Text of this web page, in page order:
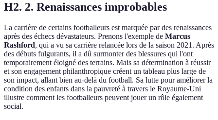
H2. 2. Renaissances improbables
La carrière de certains footballeurs est marquée par des renaissances
après des échecs dévastateurs. Prenons l'exemple de Marcus
Rashford, qui a vu sa carrière relancée lors de la saison 2021. Après
des débuts fulgurants, il a dû surmonter des blessures qui l'ont
temporairement éloigné des terrains. Mais sa détermination à réussir
et son engagement philanthropique créent un tableau plus large de
son impact, allant bien au-delà du football. Sa lutte pour améliorer la
condition des enfants dans la pauvreté à travers le Royaume-Uni
illustre comment les footballeurs peuvent jouer un rôle également
social.